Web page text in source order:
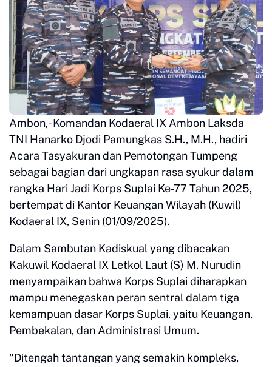
Ambon,- Komandan Kodaeral IX Ambon Laksda
TNI Hanarko Djodi Pamungkas S.H., M.H., hadiri
Acara Tasyakuran dan Pemotongan Tumpeng
sebagai bagian dari ungkapan rasa syukur dalam
rangka Hari Jadi Korps Suplai Ke-77 Tahun 2025,
bertempat di Kantor Keuangan Wilayah (Kuwil)
Kodaeral IX, Senin (01/09/2025).
Dalam Sambutan Kadiskual yang dibacakan
Kakuwil Kodaeral IX Letkol Laut (S) M. Nurudin
menyampaikan bahwa Korps Suplai diharapkan
mampu menegaskan peran sentral dalam tiga
kemampuan dasar Korps Suplai, yaitu Keuangan,
Pembekalan, dan Administrasi Umum.
"Ditengah tantangan yang semakin kompleks,